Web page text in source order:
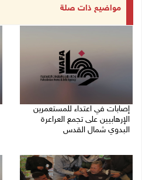
مواضيع ذات صلة
إصابات في اعتداء للمستعمرين
الإرهابيين على تجمع العراعرة
البدوي شمال القدس